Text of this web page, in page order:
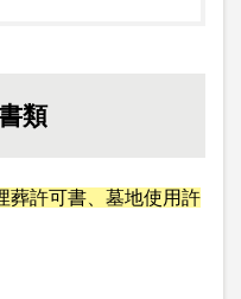
類
葬許可書、墓地使用許